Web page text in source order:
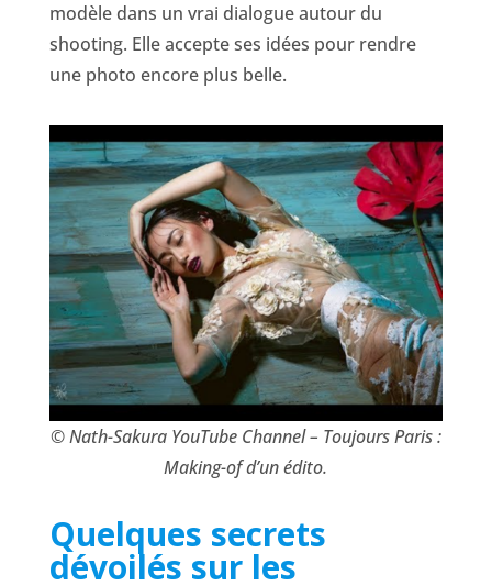
modèle dans un vrai dialogue autour du
shooting. Elle accepte ses idées pour rendre
une photo encore plus belle.
© Nath-Sakura YouTube Channel – Toujours Paris :
Making-of d’un édito.
Quelques secrets
dévoilés sur les